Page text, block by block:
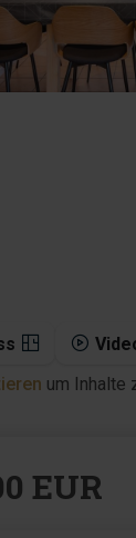
um Inhalte
EUR